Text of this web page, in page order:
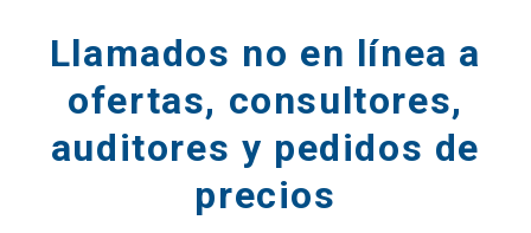
Llamados no en línea a
ofertas, consultores,
auditores y pedidos de
precios